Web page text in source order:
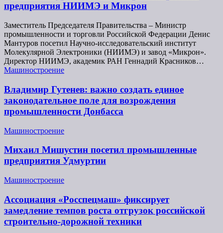
предприятия НИИМЭ и Микрон
Заместитель Председателя Правительства – Министр
промышленности и торговли Российской Федерации Денис
Мантуров посетил Научно-исследовательский институт
Молекулярной Электроники (НИИМЭ) и завод «Микрон».
Директор НИИМЭ, академик РАН Геннадий Красников…
Машиностроение
Владимир Гутенев: важно создать единое
законодательное поле для возрождения
промышленности Донбасса
Машиностроение
Михаил Мишустин посетил промышленные
предприятия Удмуртии
Машиностроение
Ассоциация «Росспецмаш» фиксирует
замедление темпов роста отгрузок российской
строительно-дорожной техники